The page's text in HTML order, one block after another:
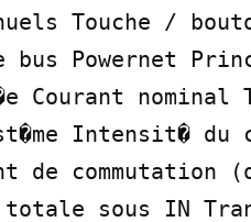
Touche /
bus Powernet
Courant
Intensit� du
de commutation
sous IN